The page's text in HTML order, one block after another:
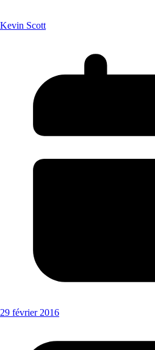
Kevin Scott
29 février 2016